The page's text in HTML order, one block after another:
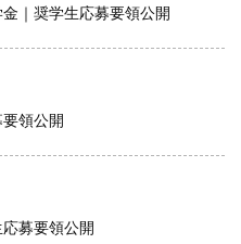
｜奨学生応募要領公開
領公開
募要領公開